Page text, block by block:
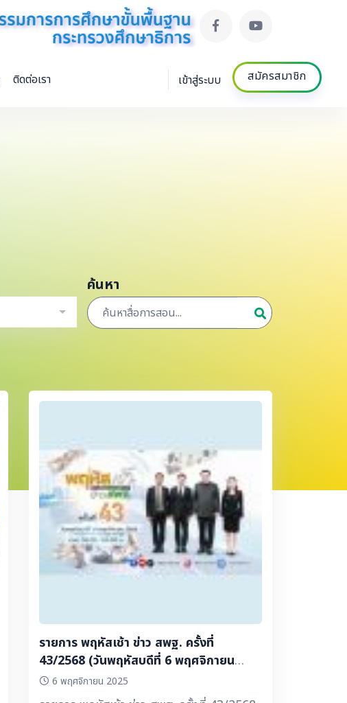
ติดต่อเรา เข้าสู่ระบบ สมัครสมาชิก
ค้นหา
รายการ พฤหัสเช้า ข่าว สพฐ. ครั้งที่
43/2568 (วันพฤหัสบดีที่ 6 พฤศจิกายน
2568) ช่วง เรื่องเล่า ข่าว สพฐ.
6 พฤศจิกายน 2025